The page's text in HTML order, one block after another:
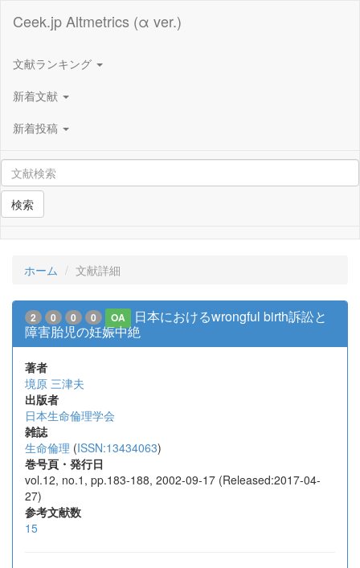
Ceek.jp Altmetrics (α ver.)
文献ランキング
新着文献
新着投稿
検索
ホーム 文献詳細
2 0 0 0 OA
日本におけるwrongful birth訴訟と
障害胎児の妊娠中絶
著者
境原 三津夫
出版者
日本生命倫理学会
雑誌
生命倫理 (ISSN:13434063)
巻号頁・発行日
vol.12, no.1, pp.183-188, 2002-09-17 (Released:2017-04-
27)
参考文献数
15